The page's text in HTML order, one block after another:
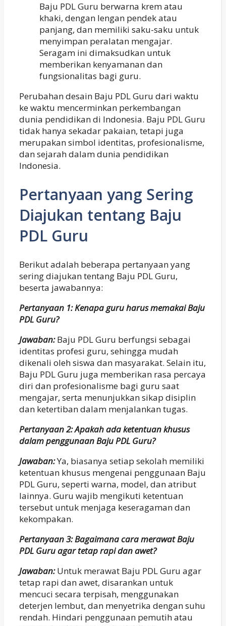
Baju PDL Guru berwarna krem atau
khaki, dengan lengan pendek atau
panjang, dan memiliki saku-saku untuk
menyimpan peralatan mengajar.
Seragam ini dimaksudkan untuk
memberikan kenyamanan dan
fungsionalitas bagi guru.
Perubahan desain Baju PDL Guru dari waktu
ke waktu mencerminkan perkembangan
dunia pendidikan di Indonesia. Baju PDL Guru
tidak hanya sekadar pakaian, tetapi juga
merupakan simbol identitas, profesionalisme,
dan sejarah dalam dunia pendidikan
Indonesia.
Pertanyaan yang Sering
Diajukan tentang Baju
PDL Guru
Berikut adalah beberapa pertanyaan yang
sering diajukan tentang Baju PDL Guru,
beserta jawabannya:
Pertanyaan 1: Kenapa guru harus memakai Baju
PDL Guru?
Jawaban:Baju PDL Guru berfungsi sebagai
identitas profesi guru, sehingga mudah
dikenali oleh siswa dan masyarakat. Selain itu,
Baju PDL Guru juga memberikan rasa percaya
diri dan profesionalisme bagi guru saat
mengajar, serta menunjukkan sikap disiplin
dan ketertiban dalam menjalankan tugas.
Pertanyaan 2: Apakah ada ketentuan khusus
dalam penggunaan Baju PDL Guru?
Jawaban:Ya, biasanya setiap sekolah memiliki
ketentuan khusus mengenai penggunaan Baju
PDL Guru, seperti warna, model, dan atribut
lainnya. Guru wajib mengikuti ketentuan
tersebut untuk menjaga keseragaman dan
kekompakan.
Pertanyaan 3: Bagaimana cara merawat Baju
PDL Guru agar tetap rapi dan awet?
Jawaban:Untuk merawat Baju PDL Guru agar
tetap rapi dan awet, disarankan untuk
mencuci secara terpisah, menggunakan
deterjen lembut, dan menyetrika dengan suhu
rendah. Hindari penggunaan pemutih atau